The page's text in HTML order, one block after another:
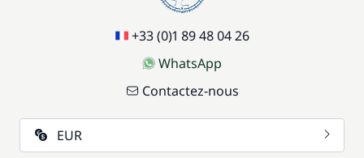
+33 (0)1 89 48 04 26
WhatsApp
Contactez-nous
EUR